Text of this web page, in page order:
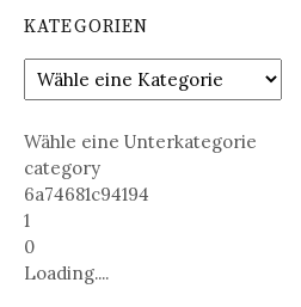
KATEGORIEN
Wähle eine Unterkategorie
category
6a74681c94194
1
0
Loading....